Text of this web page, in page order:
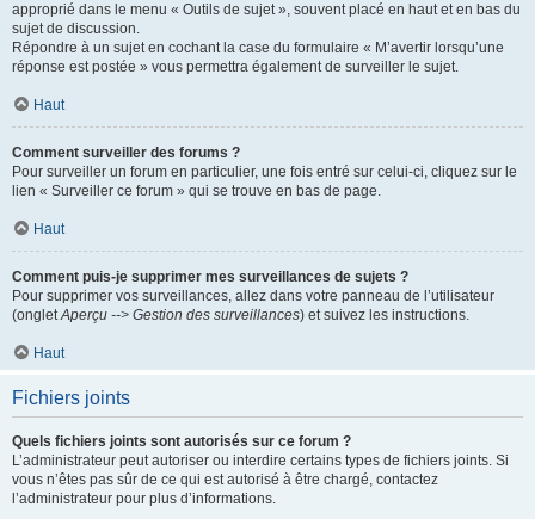
approprié dans le menu « Outils de sujet », souvent placé en haut et en bas du
sujet de discussion.
Répondre à un sujet en cochant la case du formulaire « M’avertir lorsqu’une
réponse est postée » vous permettra également de surveiller le sujet.
Haut
Comment surveiller des forums ?
Pour surveiller un forum en particulier, une fois entré sur celui-ci, cliquez sur le
lien « Surveiller ce forum » qui se trouve en bas de page.
Haut
Comment puis-je supprimer mes surveillances de sujets ?
Pour supprimer vos surveillances, allez dans votre panneau de l’utilisateur
(ongletAperçu --> Gestion des surveillances) et suivez les instructions.
Haut
Fichiers joints
Quels fichiers joints sont autorisés sur ce forum ?
L’administrateur peut autoriser ou interdire certains types de fichiers joints. Si
vous n’êtes pas sûr de ce qui est autorisé à être chargé, contactez
l’administrateur pour plus d’informations.